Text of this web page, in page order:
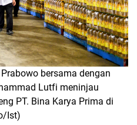
bersama dengan
Lutfi meninjau
PT. Bina Karya Prima di
Ist)